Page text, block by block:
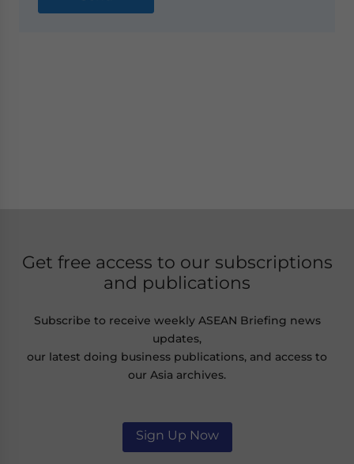
Get free access to our subscriptions
and publications
Subscribe to receive weekly ASEAN Briefing news
updates,
our latest doing business publications, and access to
our Asia archives.
Sign Up Now